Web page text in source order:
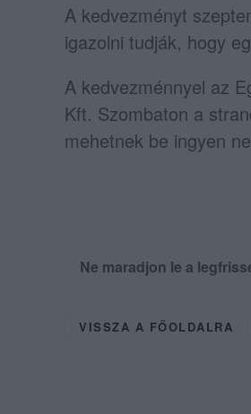
A kedvezményt
igazolni tudják, hogy
A kedvezménnyel az
Kft. Szombaton a
mehetnek be ingyen
Ne maradjon le a
VISSZA A FŐOLDALRA